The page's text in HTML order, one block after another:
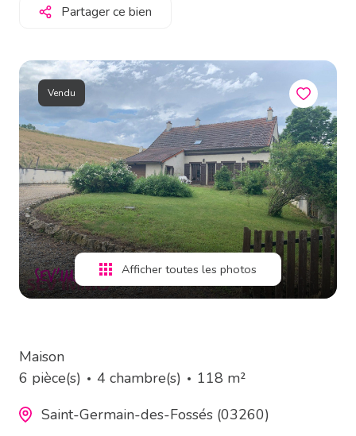
location
vendus
estimation
alerte
e-
mail
contact
Partager ce bien
Vendu
Afficher toutes les photos
Maison
6 pièce(s)
4 chambre(s)
118 m²
Saint-Germain-des-Fossés (03260)